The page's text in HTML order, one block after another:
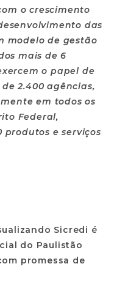
o crescimento
das
modelo de gestão
mais de 6
o papel de
2.400 agências,
em todos os
Federal,
e serviços